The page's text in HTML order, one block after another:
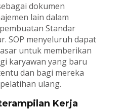
dokumen
lain dalam
Standar
SOP menyeluruh dapat
untuk memberikan
karyawan yang baru
dan bagi mereka
ulang.
Kerja